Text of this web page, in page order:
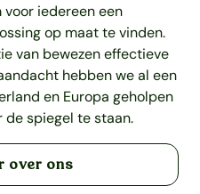
iedereen een
op maat te vinden.
van bewezen effectieve
hebben we al een
en Europa geholpen
de spiegel te staan.
over ons